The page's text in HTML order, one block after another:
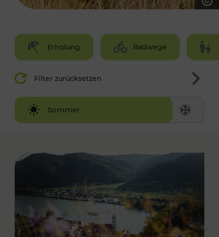
Erholung Radwege
Filter zurücksetzen
Sommer
Winter